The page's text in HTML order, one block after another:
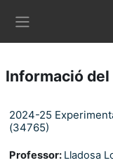
Informació del
2024-25
(34765)
Professor: Lladosa